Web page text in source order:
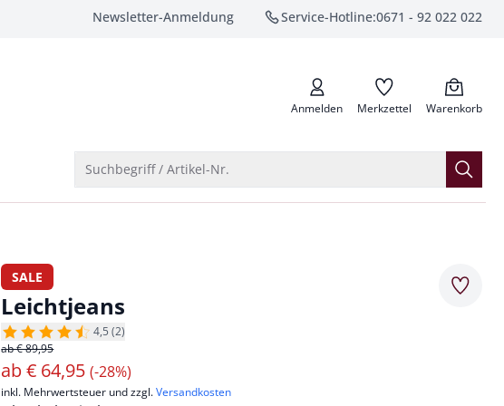
Newsletter-Anmeldung Service-Hotline:0671 - 92 022 022
anrufen
Anmelden Merkzettel Warenkorb
Suchbegriff / Artikel-Nr.
SALE
Leichtjeans
4,5 (2)
ab € 89,95
ab€ 64,95(-28%)
inkl. Mehrwertsteuer und zzgl.Versandkosten